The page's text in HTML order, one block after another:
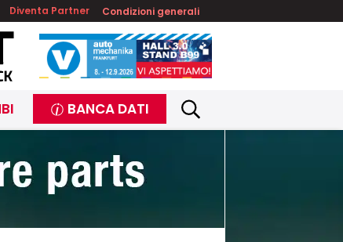
Diventa Partner Condizioni generali
BANCA DATI